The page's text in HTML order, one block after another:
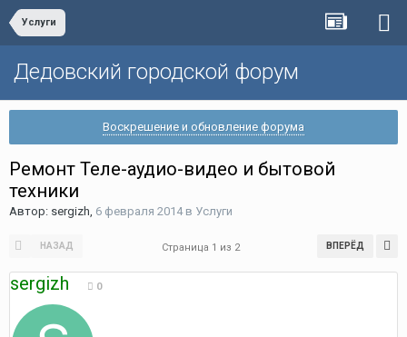
Услуги
Дедовский городской форум
Воскрешение и обновление форума
Ремонт Теле-аудио-видео и бытовой
техники
Автор: sergizh, 6 февраля 2014в Услуги
НАЗАД ВПЕРЁД
Страница 1 из 2
sergizh 0